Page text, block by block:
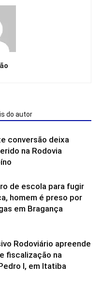
do autor
conversão deixa
na Rodovia
de escola para fugir
homem é preso por
em Bragança
Rodoviário apreende
fiscalização na
I, em Itatiba